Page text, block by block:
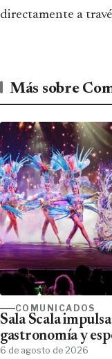
directamente a
Más sobre
COMUNICADOS
Sala Scala
gastronomía y
6 de agosto de 2026